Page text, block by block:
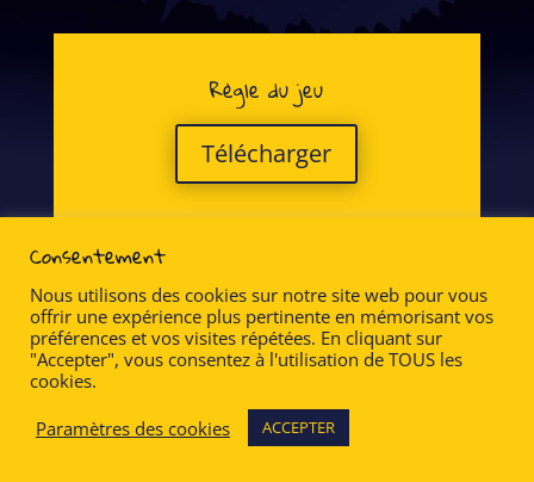
Règle du jeu
Télécharger
©2012-2023 - Toutilix est une marque
française déposée -ByronWeb.fr
Consentement
Nous utilisons des cookies sur notre site web pour vous
offrir une expérience plus pertinente en mémorisant vos
préférences et vos visites répétées. En cliquant sur
"Accepter", vous consentez à l'utilisation de TOUS les
cookies.
Paramètres des cookies
ACCEPTER